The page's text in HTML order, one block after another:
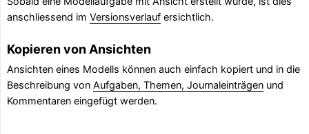
anschliessend im Versionsverlauf ersichtlich.
Kopieren von Ansichten
Ansichten eines Modells können auch einfach kopiert und in die
Beschreibung von Aufgaben, Themen, Journaleinträgen und
Kommentaren eingefügt werden.